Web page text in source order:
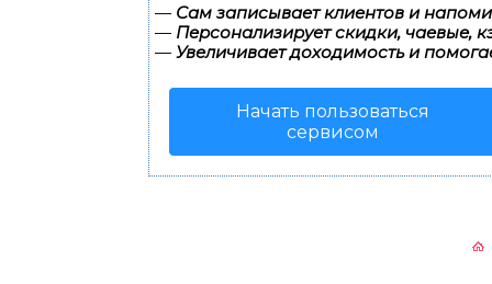
— Сам записывает клиентов и
— Персонализирует скидки, чаевые,
— Увеличивает доходимость и
Начать пользоваться
сервисом